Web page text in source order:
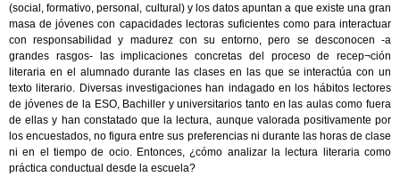
(social, formativo, personal, cultural) y los datos apuntan a que existe una gran
masa de jóvenes con capacidades lectoras suficientes como para interactuar
con responsabilidad y madurez con su entorno, pero se desconocen -a
grandes rasgos- las implicaciones concretas del proceso de recep¬ción
literaria en el alumnado durante las clases en las que se interactúa con un
texto literario. Diversas investigaciones han indagado en los hábitos lectores
de jóvenes de la ESO, Bachiller y universitarios tanto en las aulas como fuera
de ellas y han constatado que la lectura, aunque valorada positivamente por
los encuestados, no figura entre sus preferencias ni durante las horas de clase
ni en el tiempo de ocio. Entonces, ¿cómo analizar la lectura literaria como
práctica conductual desde la escuela?